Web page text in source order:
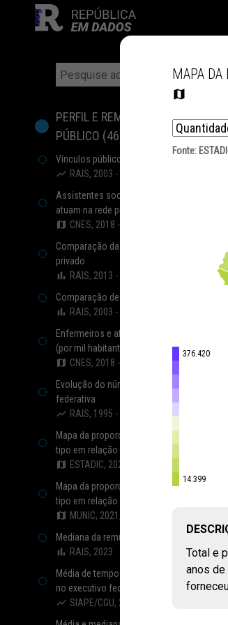
PERFIL E REMUNERAÇÃO DO
PÚBLICO (46
Vínculos públicos civis ativos
RAIS, 2003 - 2023
Assistentes sociais e economistas
atuam na rede pública de saúde
CNES, 2018 - 2024
Comparação da remuneração entre setor
privado
RAIS, 2013 - 2023
Comparação de vínculos entre setor
RAIS, 2003 - 2023
Enfermeiros e afins que atuam na rede
(por mil habitantes)
CNES, 2018 - 2024
Evolução do número de vínculos por poder
federativa
RAIS, 1995 - 2023
Mapa da proporção e total de vínculos
tipo em relação a todos os vínculos
ESTADIC, 2021, 2023
Mapa da proporção e total de vínculos
tipo em relação a todos os vínculos
MUNIC, 2021, 2024
Mediana da remuneração de vínculos por
RAIS, 2023
Média de tempo de contribuição de
no executivo federal
SIAPE/CGU, 2024
MAPA DA
Fonte:
376.420
14.399
Total e
anos de